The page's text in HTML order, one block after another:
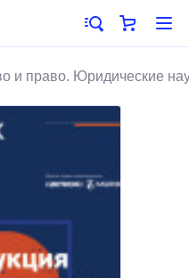
и право. Юридические